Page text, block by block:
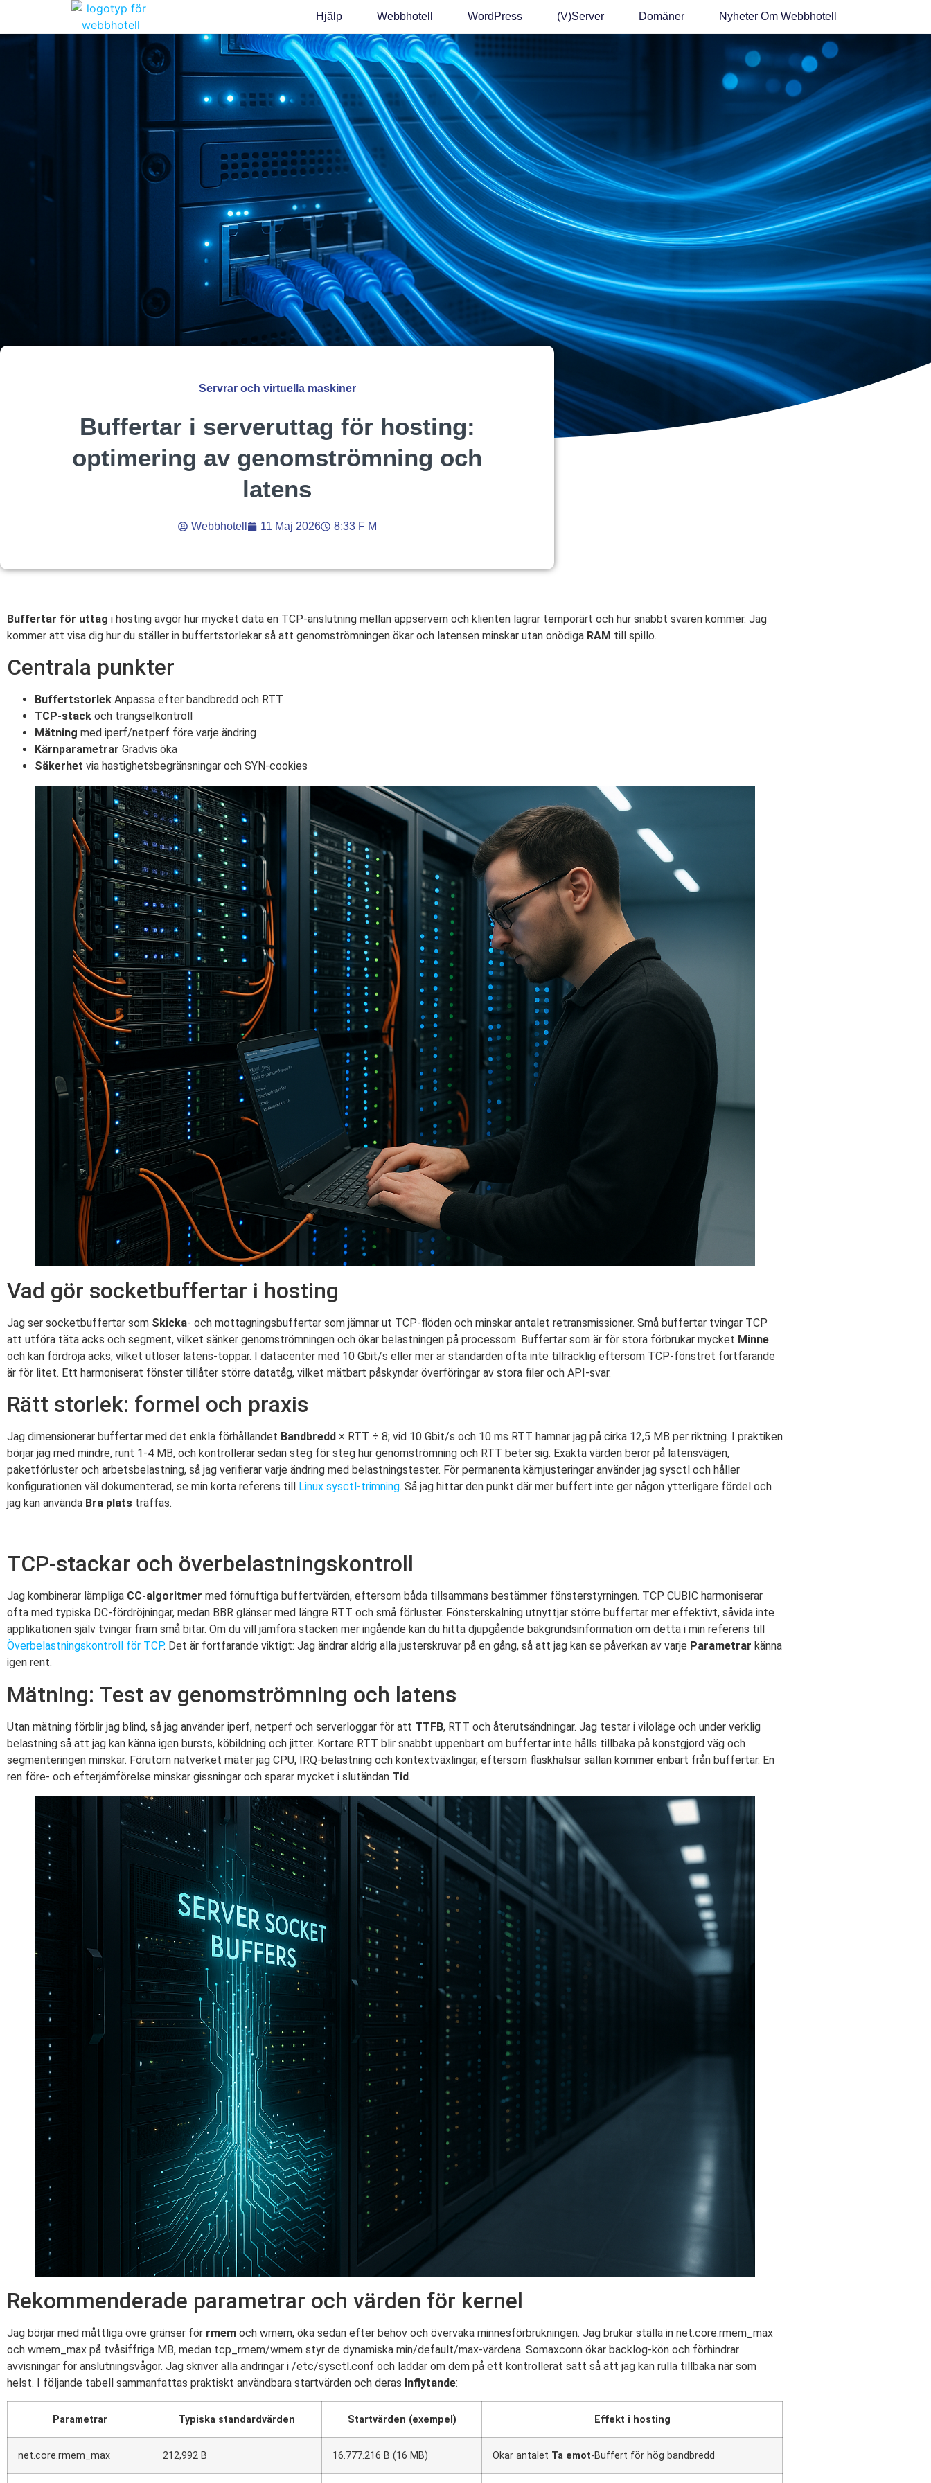
Hjälp Webbhotell WordPress (v)Server Domäner Nyheter Om Webbhotell
Servrar och virtuella maskiner
Buffertar i serveruttag för hosting:
optimering av genomströmning och
latens
Webbhotell 11 Maj 2026 8:33 F M
Buffertar för uttag i hosting avgör hur mycket data en TCP-anslutning mellan appservern och klienten lagrar temporärt och hur snabbt svaren kommer. Jag
kommer att visa dig hur du ställer in buffertstorlekar så att genomströmningen ökar och latensen minskar utan onödiga RAM till spillo.
Centrala punkter
Buffertstorlek Anpassa efter bandbredd och RTT
TCP-stack och trängselkontroll
Mätning med iperf/netperf före varje ändring
Kärnparametrar Gradvis öka
Säkerhet via hastighetsbegränsningar och SYN-cookies
Vad gör socketbuffertar i hosting
Jag ser socketbuffertar som Skicka- och mottagningsbuffertar som jämnar ut TCP-flöden och minskar antalet retransmissioner. Små buffertar tvingar TCP
att utföra täta acks och segment, vilket sänker genomströmningen och ökar belastningen på processorn. Buffertar som är för stora förbrukar mycket Minne
och kan fördröja acks, vilket utlöser latens-toppar. I datacenter med 10 Gbit/s eller mer är standarden ofta inte tillräcklig eftersom TCP-fönstret fortfarande
är för litet. Ett harmoniserat fönster tillåter större datatåg, vilket mätbart påskyndar överföringar av stora filer och API-svar.
Rätt storlek: formel och praxis
Jag dimensionerar buffertar med det enkla förhållandet Bandbredd × RTT ÷ 8; vid 10 Gbit/s och 10 ms RTT hamnar jag på cirka 12,5 MB per riktning. I praktiken
börjar jag med mindre, runt 1-4 MB, och kontrollerar sedan steg för steg hur genomströmning och RTT beter sig. Exakta värden beror på latensvägen,
paketförluster och arbetsbelastning, så jag verifierar varje ändring med belastningstester. För permanenta kärnjusteringar använder jag sysctl och håller
konfigurationen väl dokumenterad, se min korta referens till Linux sysctl-trimning. Så jag hittar den punkt där mer buffert inte ger någon ytterligare fördel och
jag kan använda Bra plats träffas.
TCP-stackar och överbelastningskontroll
Jag kombinerar lämpliga CC-algoritmer med förnuftiga buffertvärden, eftersom båda tillsammans bestämmer fönsterstyrningen. TCP CUBIC harmoniserar
ofta med typiska DC-fördröjningar, medan BBR glänser med längre RTT och små förluster. Fönsterskalning utnyttjar större buffertar mer effektivt, såvida inte
applikationen själv tvingar fram små bitar. Om du vill jämföra stacken mer ingående kan du hitta djupgående bakgrundsinformation om detta i min referens till
Överbelastningskontroll för TCP. Det är fortfarande viktigt: Jag ändrar aldrig alla justerskruvar på en gång, så att jag kan se påverkan av varje Parametrar känna
igen rent.
Mätning: Test av genomströmning och latens
Utan mätning förblir jag blind, så jag använder iperf, netperf och serverloggar för att TTFB, RTT och återutsändningar. Jag testar i viloläge och under verklig
belastning så att jag kan känna igen bursts, köbildning och jitter. Kortare RTT blir snabbt uppenbart om buffertar inte hålls tillbaka på konstgjord väg och
segmenteringen minskar. Förutom nätverket mäter jag CPU, IRQ-belastning och kontextväxlingar, eftersom flaskhalsar sällan kommer enbart från buffertar. En
ren före- och efterjämförelse minskar gissningar och sparar mycket i slutändan Tid.
Rekommenderade parametrar och värden för kernel
Jag börjar med måttliga övre gränser för rmem och wmem, öka sedan efter behov och övervaka minnesförbrukningen. Jag brukar ställa in net.core.rmem_max
och wmem_max på tvåsiffriga MB, medan tcp_rmem/wmem styr de dynamiska min/default/max-värdena. Somaxconn ökar backlog-kön och förhindrar
avvisningar för anslutningsvågor. Jag skriver alla ändringar i /etc/sysctl.conf och laddar om dem på ett kontrollerat sätt så att jag kan rulla tillbaka när som
helst. I följande tabell sammanfattas praktiskt användbara startvärden och deras Inflytande:
Parametrar Typiska standardvärden Startvärden (exempel) Effekt i hosting
net.core.rmem_max 212,992 B 16.777.216 B (16 MB) Ökar antalet Ta emot-Buffert för hög bandbredd